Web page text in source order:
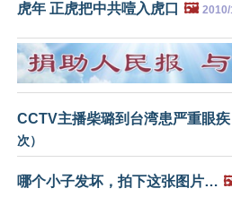
虎年 正虎把中共噎入虎口 🖼️ 2010/
CCTV主播柴璐到台湾患严重眼疾
次）
哪个小子发坏，拍下这张图片…